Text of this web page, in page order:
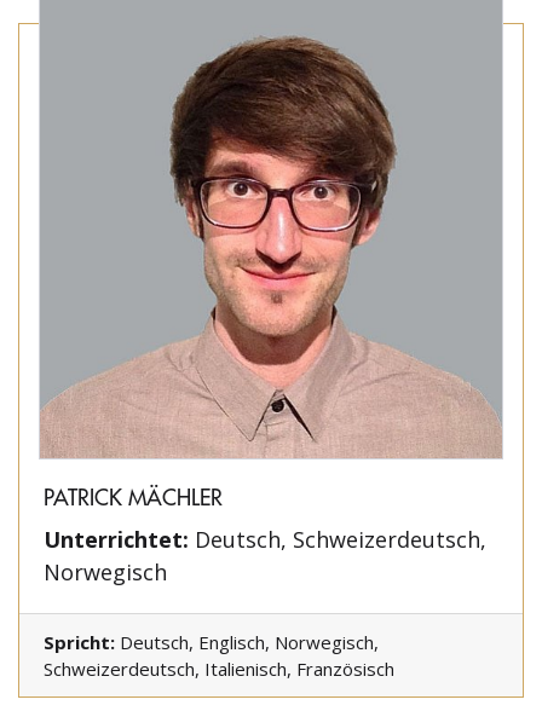
PATRICK MÄCHLER
Unterrichtet: Deutsch, Schweizerdeutsch,
Norwegisch
Spricht: Deutsch, Englisch, Norwegisch,
Schweizerdeutsch, Italienisch, Französisch